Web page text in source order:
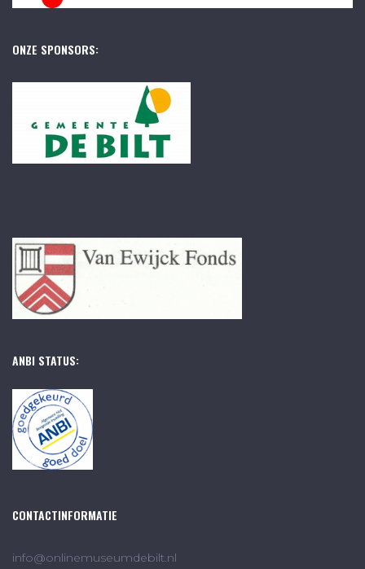
ONZE SPONSORS:
ANBI STATUS:
CONTACTINFORMATIE
info@onlinemuseumdebilt.nl